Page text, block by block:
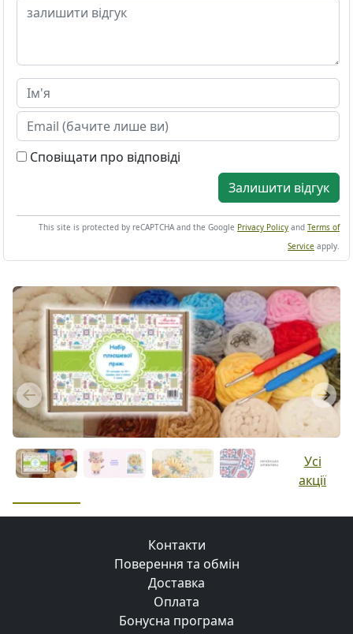
Сповіщати про відповіді
Залишити відгук
This site is protected by reCAPTCHA and the Google Privacy Policy and Terms of
Service apply.
Previous Next
Усі
акції
Контакти
Поверення та обмін
Доставка
Оплата
Бонусна програма